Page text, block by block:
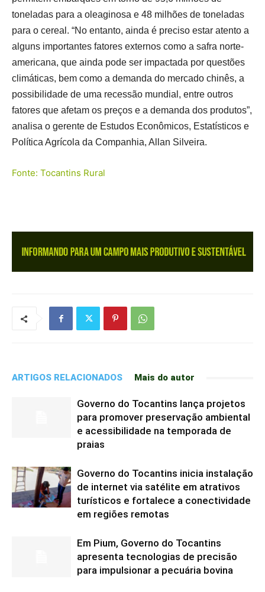
toneladas para a oleaginosa e 48 milhões de toneladas
para o cereal. “No entanto, ainda é preciso estar atento a
alguns importantes fatores externos como a safra norte-
americana, que ainda pode ser impactada por questões
climáticas, bem como a demanda do mercado chinês, a
possibilidade de uma recessão mundial, entre outros
fatores que afetam os preços e a demanda dos produtos”,
analisa o gerente de Estudos Econômicos, Estatísticos e
Política Agrícola da Companhia, Allan Silveira.
Fonte: Tocantins Rural
ARTIGOS RELACIONADOS Mais do autor
Governo do Tocantins lança projetos
para promover preservação ambiental
e acessibilidade na temporada de
praias
Governo do Tocantins inicia instalação
de internet via satélite em atrativos
turísticos e fortalece a conectividade
em regiões remotas
Em Pium, Governo do Tocantins
apresenta tecnologias de precisão
para impulsionar a pecuária bovina